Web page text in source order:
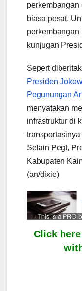
perkembangan
biasa pesat.
perkembangan
kunjugan
Sepert
Presiden
Pegunungan
menyatakan
infrastruktur di
transportasinya
Selain Pegf,
Kabupaten
(an/dixie)
Click